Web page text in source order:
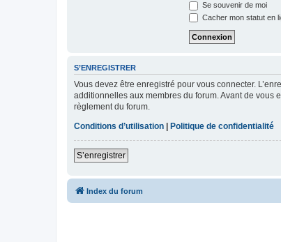
Se souvenir de moi
Cacher mon statut en
S’ENREGISTRER
Vous devez être enregistré pour vous connecter.
additionnelles aux membres du forum. Avant de vous
règlement du forum.
Conditions d’utilisation | Politique de confidentialité
S’enregistrer
Index du forum